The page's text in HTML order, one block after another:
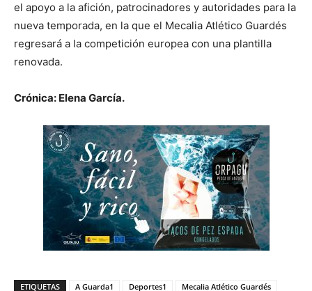
el apoyo a la afición, patrocinadores y autoridades para la
nueva temporada, en la que el Mecalia Atlético Guardés
regresará a la competición europea con una plantilla
renovada.
Crónica: Elena García.
ETIQUETAS A Guarda1 Deportes1 Mecalia Atlético Guardés